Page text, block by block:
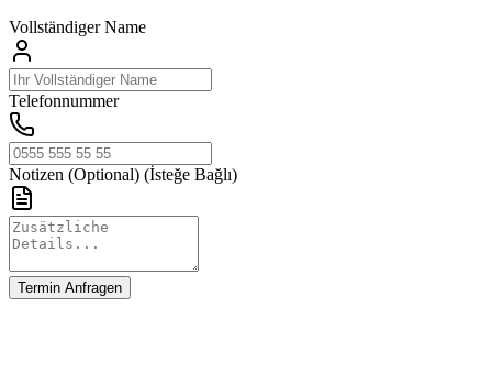
Vollständiger Name
Telefonnummer
Notizen (Optional) (İsteğe Bağlı)
Termin Anfragen